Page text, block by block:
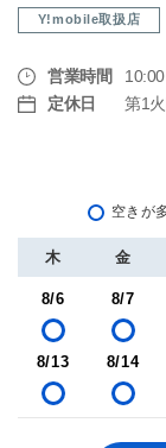
Y!mobile取扱店
営業時間
定休日
第1
空きが
木 金
8/6 8/7
8/13 8/14